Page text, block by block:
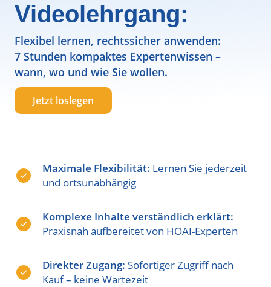
Videolehrgang:
Flexibel lernen, rechtssicher anwenden:
7 Stunden kompaktes Expertenwissen –
wann, wo und wie Sie wollen.
Jetzt loslegen
Maximale Flexibilität: Lernen Sie jederzeit
und ortsunabhängig
Komplexe Inhalte verständlich erklärt:
Praxisnah aufbereitet von HOAI-Experten
Direkter Zugang: Sofortiger Zugriff nach
Kauf – keine Wartezeit